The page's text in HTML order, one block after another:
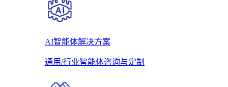
AI智能体解决方案
通用/行业智能体咨询与定制